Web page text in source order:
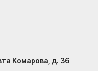
Комарова, д. 36